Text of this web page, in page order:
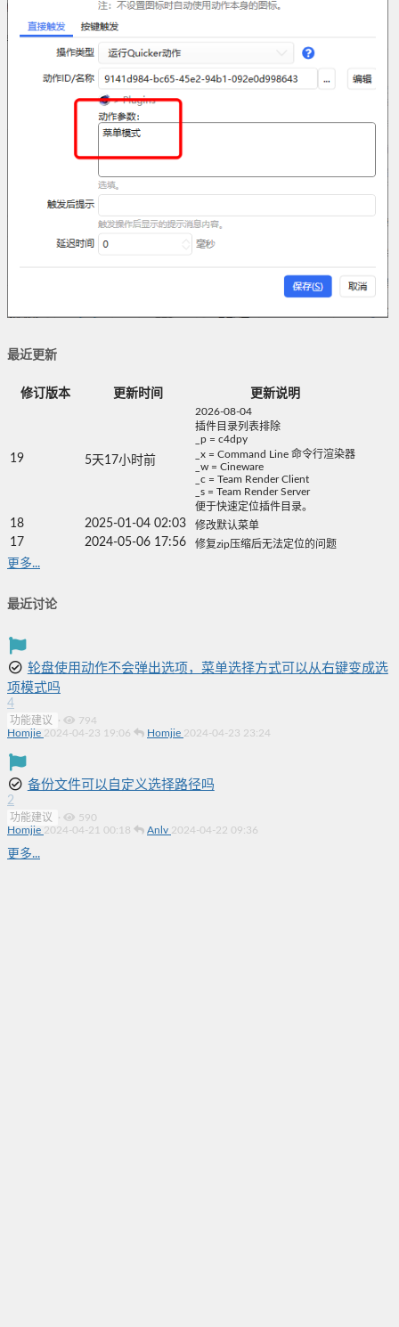
最近更新
修订版本 更新时间 更新说明
19 5天17小时前
2026-08-04
插件目录列表排除
_p = c4dpy
_x = Command Line 命令行渲染器
_w = Cineware
_c = Team Render Client
_s = Team Render Server
便于快速定位插件目录。
18 2025-01-04 02:03 修改默认菜单
17 2024-05-06 17:56 修复zip压缩后无法定位的问题
更多...
最近讨论
轮盘使用动作不会弹出选项，菜单选择方式可以从右键变成选
项模式吗
4
功能建议 ·
794
Homjie 2024-04-23 19:06 Homjie 2024-04-23 23:24
备份文件可以自定义选择路径吗
2
功能建议 ·
590
Homjie 2024-04-21 00:18 Anlv 2024-04-22 09:36
更多...